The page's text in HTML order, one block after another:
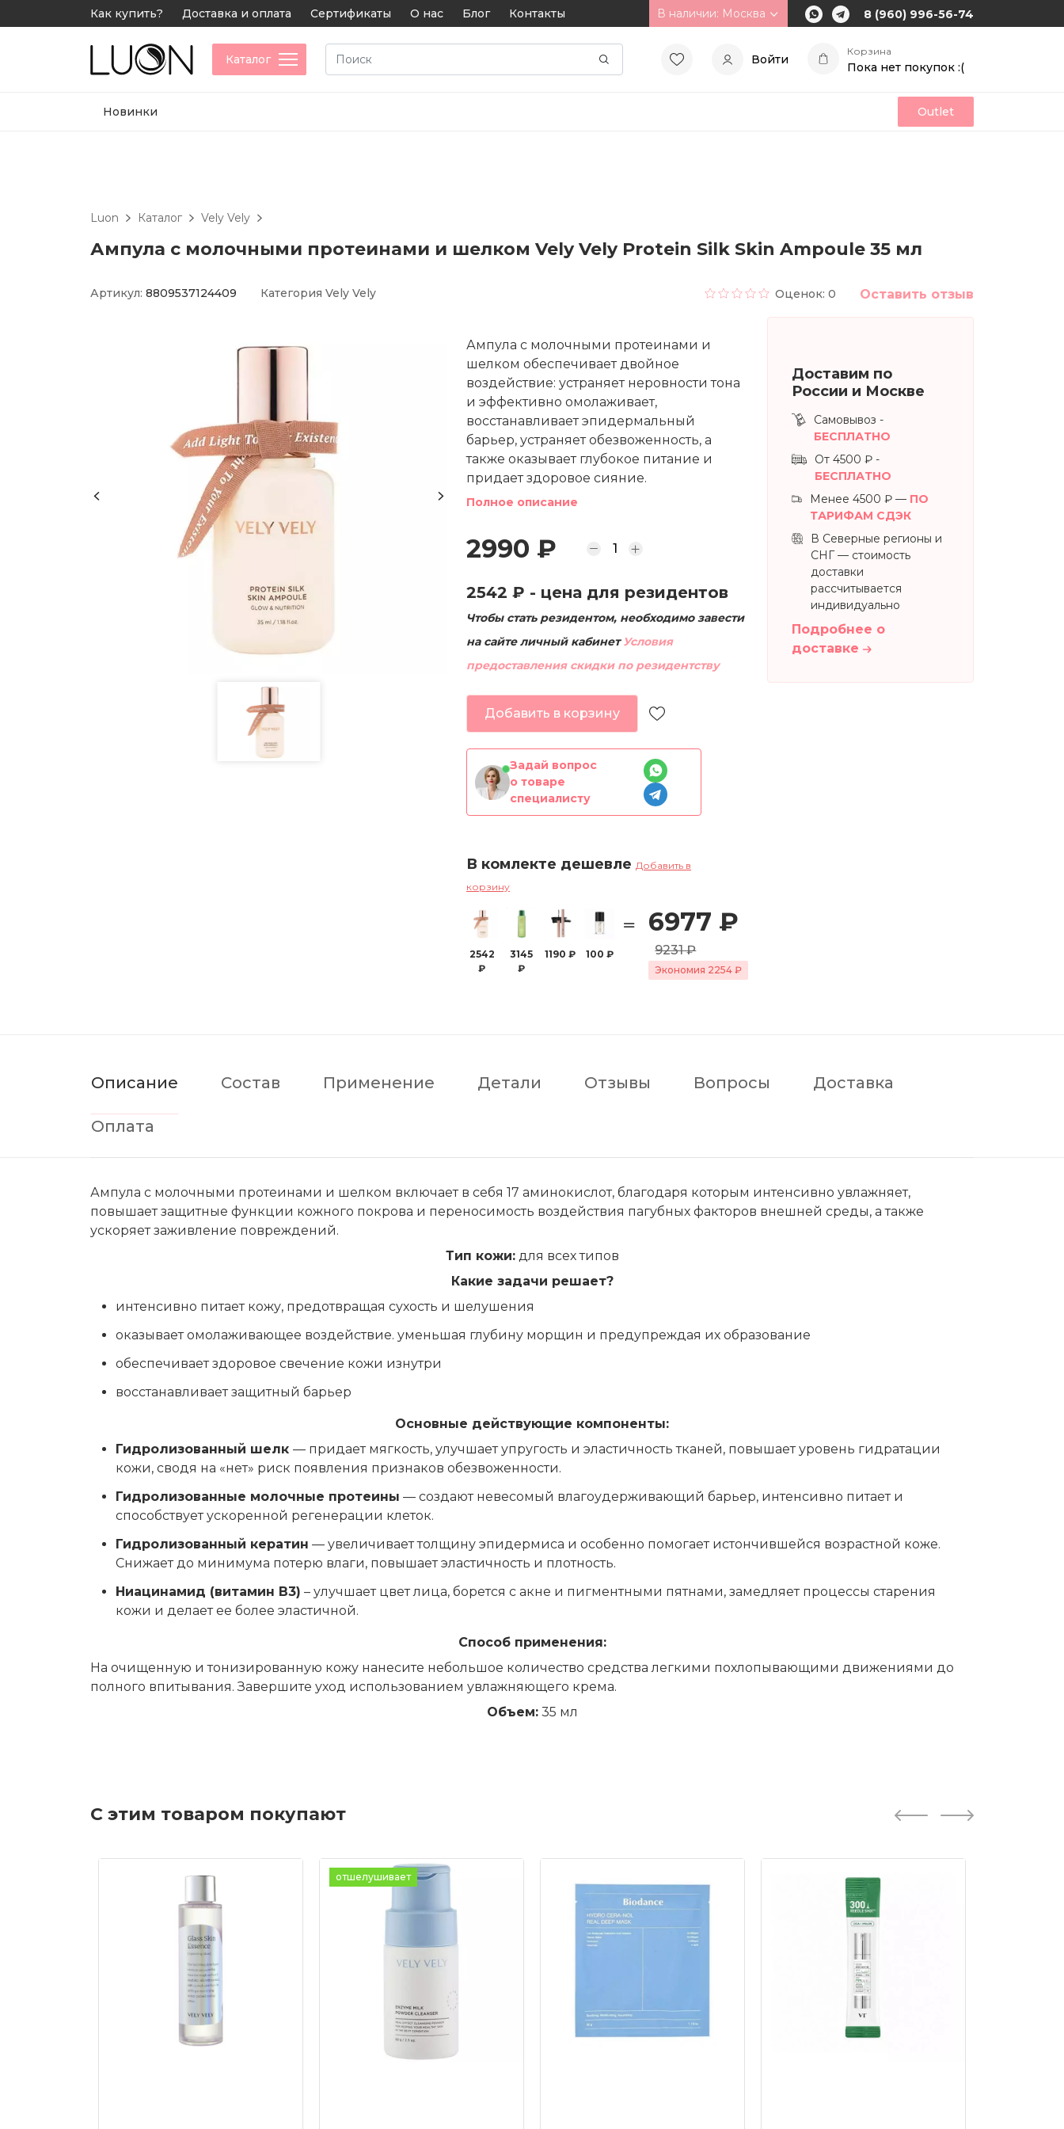
Как купить? Доставка и оплата Сертификаты О нас Блог Контакты В наличии: Москва 8 (960) 996-56-74
Каталог Войти
Корзина
Пока нет покупок :(
Новинки Outlet
Luon Каталог Vely Vely
Ампула с молочными протеинами и шелком Vely Vely Protein Silk Skin Ampoule 35 мл
Артикул: 8809537124409 Категория Vely Vely Оценок: 0 Оставить отзыв
Ампула с молочными протеинами и
шелком обеспечивает двойное
воздействие: устраняет неровности тона
и эффективно омолаживает,
восстанавливает эпидермальный
барьер, устраняет обезвоженность, а
также оказывает глубокое питание и
придает здоровое сияние.
Полное описание
2990 ₽
2542 ₽ - цена для резидентов
Чтобы стать резидентом, необходимо завести
на сайте личный кабинетУсловия
предоставления скидки по резидентству
Добавить в корзину
Задай вопрос
о товаре
специалисту
В комлекте дешевле Добавить в
корзину
2542
₽
3145
₽
1190 ₽ 100 ₽
6977 ₽
9231 ₽
Экономия 2254 ₽
Доставим по
России и Москве
Самовывоз -
БЕСПЛАТНО
От 4500 ₽ -
БЕСПЛАТНО
Менее 4500 ₽ — ПО
ТАРИФАМ СДЭК
В Северные регионы и
СНГ — стоимость
доставки
рассчитывается
индивидуально
Подробнее о
доставке
Описание Состав Применение Детали Отзывы Вопросы Доставка
Оплата
Ампула с молочными протеинами и шелком включает в себя 17 аминокислот, благодаря которым интенсивно увлажняет,
повышает защитные функции кожного покрова и переносимость воздействия пагубных факторов внешней среды, а также
ускоряет заживление повреждений.
Тип кожи:для всех типов
Какие задачи решает?
интенсивно питает кожу, предотвращая сухость и шелушения
оказывает омолаживающее воздействие. уменьшая глубину морщин и предупреждая их образование
обеспечивает здоровое свечение кожи изнутри
восстанавливает защитный барьер
Основные действующие компоненты:
Гидролизованный шелк — придает мягкость, улучшает упругость и эластичность тканей, повышает уровень гидратации
кожи, сводя на «нет» риск появления признаков обезвоженности.
Гидролизованные молочные протеины — создают невесомый влагоудерживающий барьер, интенсивно питает и
способствует ускоренной регенерации клеток.
Гидролизованный кератин — увеличивает толщину эпидермиса и особенно помогает истончившейся возрастной коже.
Снижает до минимума потерю влаги, повышает эластичность и плотность.
Ниацинамид (витамин В3) – улучшает цвет лица, борется с акне и пигментными пятнами, замедляет процессы старения
кожи и делает ее более эластичной.
Способ применения:
На очищенную и тонизированную кожу нанесите небольшое количество средства легкими похлопывающими движениями до
полного впитывания. Завершите уход использованием увлажняющего крема.
Объем:35 мл
С этим товаром покупают
отшелушивает